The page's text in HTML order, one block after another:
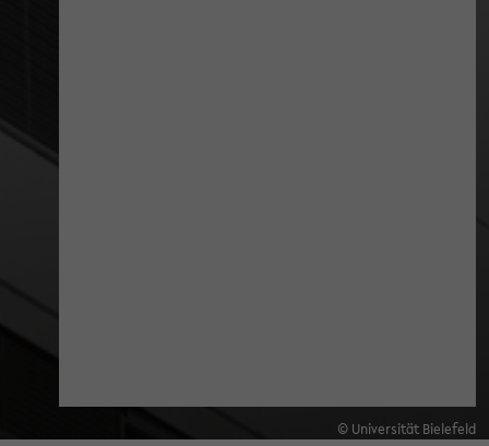
© Universität Bielefeld